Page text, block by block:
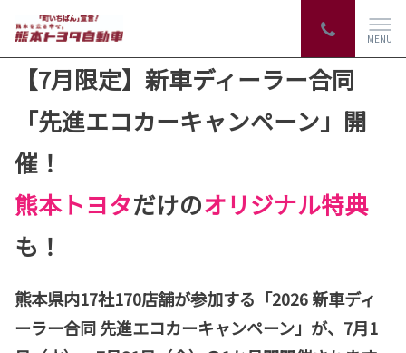
MENU
【7月限定】新車ディーラー合同
「先進エコカーキャンペーン」開
催！
熊本トヨタだけのオリジナル特典
も！
熊本県内17社170店舗が参加する「2026 新車ディ
ーラー合同 先進エコカーキャンペーン」が、7月1